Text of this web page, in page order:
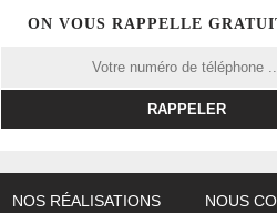
ON VOUS RAPPELLE
NOS RÉALISATIONS NOUS